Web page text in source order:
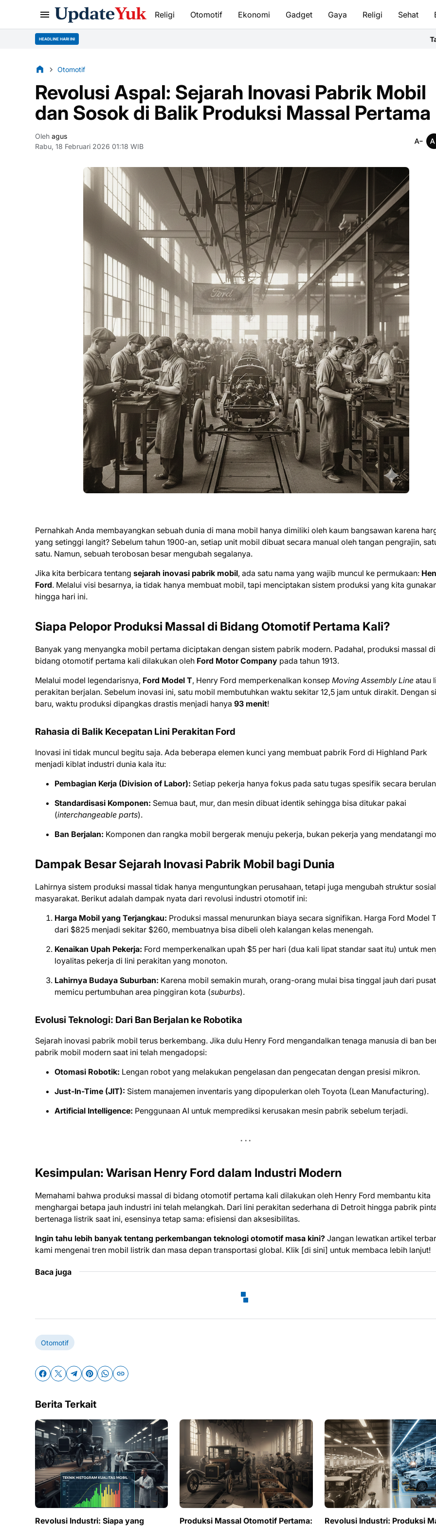
Religi Otomotif Ekonomi Gadget Gaya Religi Sehat
HEADLINE HARI INI Tata Cara Bersuci
Otomotif
Revolusi Aspal: Sejarah Inovasi Pabrik Mobil
dan Sosok di Balik Produksi Massal Pertama
Oleh agus
Rabu, 18 Februari 2026 01:18 WIB
Pernahkah Anda membayangkan sebuah dunia di mana mobil hanya dimiliki oleh kaum bangsawan karena
yang setinggi langit? Sebelum tahun 1900-an, setiap unit mobil dibuat secara manual oleh tangan pengrajin,
satu. Namun, sebuah terobosan besar mengubah segalanya.
Jika kita berbicara tentang sejarah inovasi pabrik mobil, ada satu nama yang wajib muncul ke permukaan:
Ford. Melalui visi besarnya, ia tidak hanya membuat mobil, tapi menciptakan sistem produksi yang kita
hingga hari ini.
Siapa Pelopor Produksi Massal di Bidang Otomotif Pertama Kali?
Banyak yang menyangka mobil pertama diciptakan dengan sistem pabrik modern. Padahal, produksi massal di
bidang otomotif pertama kali dilakukan oleh Ford Motor Company pada tahun 1913.
Melalui model legendarisnya, Ford Model T, Henry Ford memperkenalkan konsep Moving Assembly Line atau
perakitan berjalan. Sebelum inovasi ini, satu mobil membutuhkan waktu sekitar 12,5 jam untuk dirakit. Dengan
baru, waktu produksi dipangkas drastis menjadi hanya 93 menit!
Rahasia di Balik Kecepatan Lini Perakitan Ford
Inovasi ini tidak muncul begitu saja. Ada beberapa elemen kunci yang membuat pabrik Ford di Highland Park
menjadi kiblat industri dunia kala itu:
Pembagian Kerja (Division of Labor): Setiap pekerja hanya fokus pada satu tugas spesifik secara
Standardisasi Komponen: Semua baut, mur, dan mesin dibuat identik sehingga bisa ditukar pakai
(interchangeable parts).
Ban Berjalan: Komponen dan rangka mobil bergerak menuju pekerja, bukan pekerja yang mendatangi
Dampak Besar Sejarah Inovasi Pabrik Mobil bagi Dunia
Lahirnya sistem produksi massal tidak hanya menguntungkan perusahaan, tetapi juga mengubah struktur sosial
masyarakat. Berikut adalah dampak nyata dari revolusi industri otomotif ini:
Harga Mobil yang Terjangkau: Produksi massal menurunkan biaya secara signifikan. Harga Ford Model
dari $825 menjadi sekitar $260, membuatnya bisa dibeli oleh kalangan kelas menengah.
Kenaikan Upah Pekerja: Ford memperkenalkan upah $5 per hari (dua kali lipat standar saat itu) untuk
loyalitas pekerja di lini perakitan yang monoton.
Lahirnya Budaya Suburban: Karena mobil semakin murah, orang-orang mulai bisa tinggal jauh dari
memicu pertumbuhan area pinggiran kota (suburbs).
Evolusi Teknologi: Dari Ban Berjalan ke Robotika
Sejarah inovasi pabrik mobil terus berkembang. Jika dulu Henry Ford mengandalkan tenaga manusia di ban
pabrik mobil modern saat ini telah mengadopsi:
Otomasi Robotik: Lengan robot yang melakukan pengelasan dan pengecatan dengan presisi mikron.
Just-In-Time (JIT): Sistem manajemen inventaris yang dipopulerkan oleh Toyota (Lean Manufacturing).
Artificial Intelligence: Penggunaan AI untuk memprediksi kerusakan mesin pabrik sebelum terjadi.
Kesimpulan: Warisan Henry Ford dalam Industri Modern
Memahami bahwa produksi massal di bidang otomotif pertama kali dilakukan oleh Henry Ford membantu kita
menghargai betapa jauh industri ini telah melangkah. Dari lini perakitan sederhana di Detroit hingga pabrik
bertenaga listrik saat ini, esensinya tetap sama: efisiensi dan aksesibilitas.
Ingin tahu lebih banyak tentang perkembangan teknologi otomotif masa kini? Jangan lewatkan artikel
kami mengenai tren mobil listrik dan masa depan transportasi global. Klik [di sini] untuk membaca lebih lanjut!
Baca juga
Otomotif
Berita Terkait
Revolusi Industri: Siapa yang
Produksi Massal Otomotif Pertama:
Revolusi Industri: Produksi